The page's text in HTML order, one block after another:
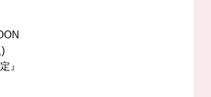
)
』